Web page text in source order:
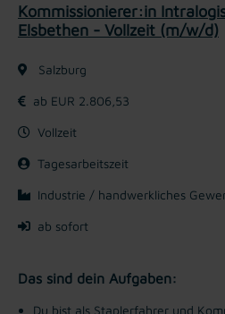
Kommissionierer:in
Elsbethen - Vollzeit (m/w/d)
Salzburg
ab EUR 2.806,53
Vollzeit
Tagesarbeitszeit
Industrie / handwerkliches
ab sofort
Das sind dein Aufgaben:
Du bist als Staplerfahrer und